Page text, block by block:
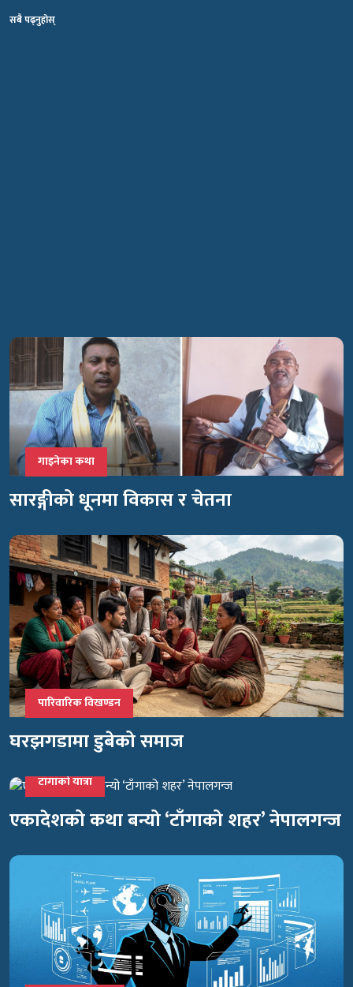
सबै पढ्नुहोस्
गाइनेका कथा
सारङ्गीको धूनमा विकास र चेतना
पारिवारिक विखण्डन
घरझगडामा डुबेको समाज
टाँगाको यात्रा
एकादेशको कथा बन्यो ‘टाँगाको शहर’ नेपालगन्ज